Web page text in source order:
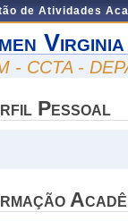
de Atividades
- CCTA -
Pessoal